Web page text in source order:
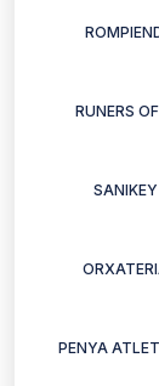
RUNERS
PENYA